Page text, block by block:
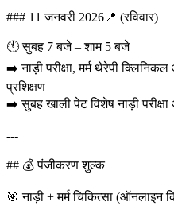
### 11 जनवरी 2026📍 (रविवार)
🕚 सुबह 7 बजे – शाम 5 बजे
➡️ नाड़ी परीक्षा, मर्म थेरेपी
प्रशिक्षण
➡️ सुबह खाली पेट विशेष नाड़ी
---
## 💰 पंजीकरण शुल्क
🎯 नाड़ी + मर्म चिकित्सा (ऑनलाइन